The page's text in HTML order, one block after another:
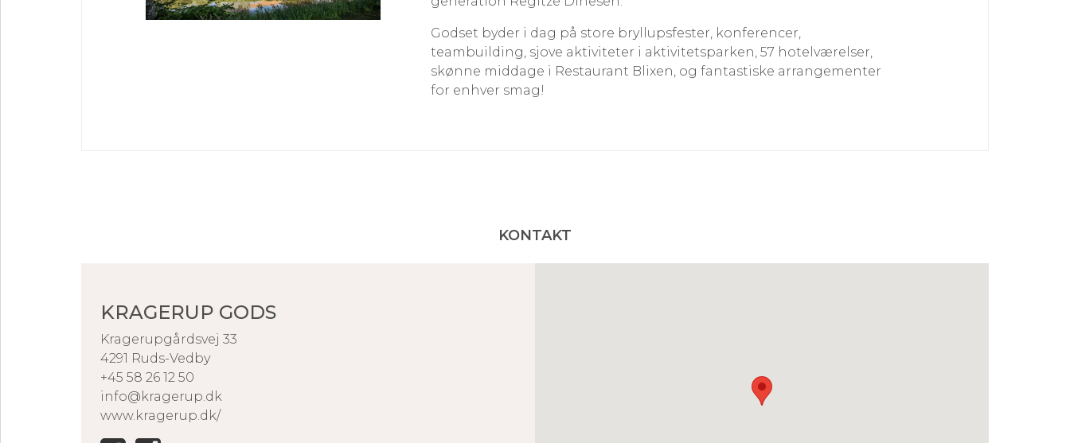
Godset byder i dag på store bryllupsfester, konferencer,
teambuilding, sjove aktiviteter i aktivitetsparken, 57 hotelværelser,
skønne middage i Restaurant Blixen, og fantastiske arrangementer
for enhver smag!
KONTAKT
KRAGERUP GODS
Kragerupgårdsvej 33
4291 Ruds-Vedby
+45 58 26 12 50
info@kragerup.dk
www.kragerup.dk/